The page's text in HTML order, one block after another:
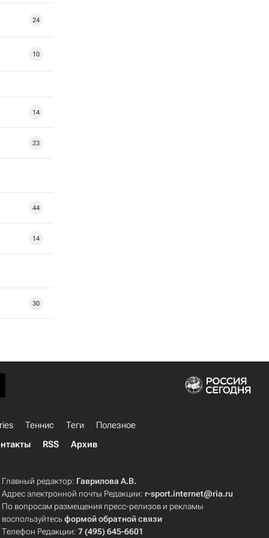
24
10
14
23
44
14
30
Теннис Теги
Полезное
RSS Архив
Главный редактор: Гаврилова А.В.
Адрес электронной почты Редакции: r-sport.internet@ria.ru
По вопросам размещения пресс-релизов и рекламы
воспользуйтесьформой обратной связи
Телефон Редакции:7 (495) 645-6601